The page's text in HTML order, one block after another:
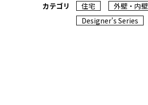
カテゴリ 住宅
外壁・内壁
Designer's Series